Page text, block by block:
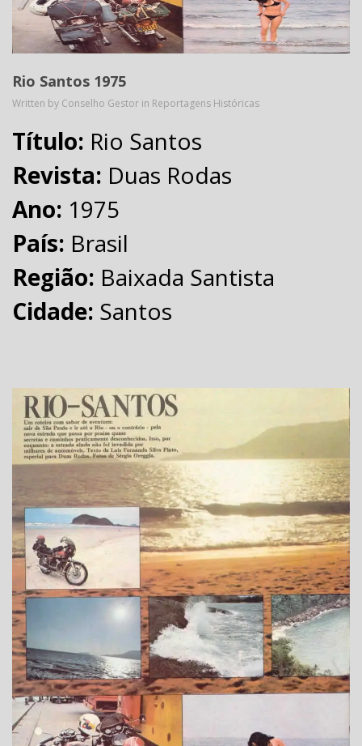
Rio Santos 1975
Written by Conselho Gestor in Reportagens Históricas
Título: Rio Santos
Revista: Duas Rodas
Ano: 1975
País: Brasil
Região: Baixada Santista
Cidade: Santos